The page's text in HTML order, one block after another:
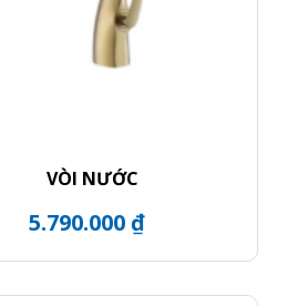
VÒI NƯỚC
5.790.000 ₫